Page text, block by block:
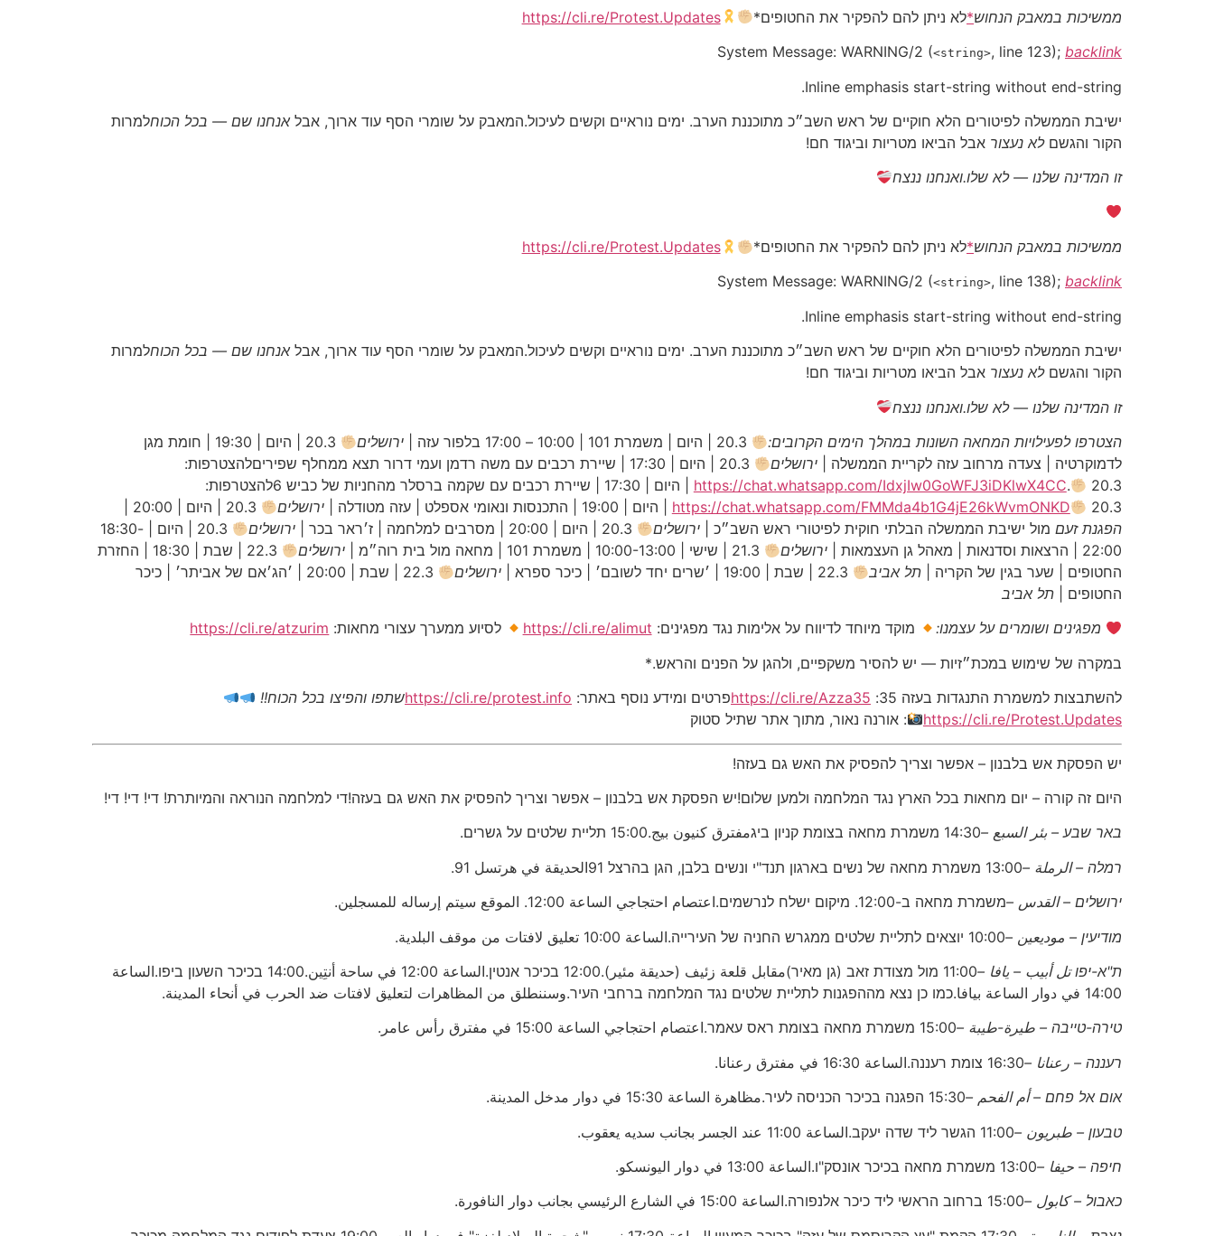
ממשיכות במאבק הנחוש*לא ניתן להם להפקיר את החטופים*
https://cli.re/Protest.Updates
System Message: WARNING/2 (<string>, line 123); backlink
Inline emphasis start-string without end-string.
ישיבת הממשלה לפיטורים הלא חוקיים של ראש השב״כ מתוכננת הערב. ימים נוראיים וקשים לעיכול.המאבק על שומרי הסף עוד ארוך, אבלאנחנו שם — בכל הכוחלמרות
הקור והגשםלא נעצור אבל הביאו מטריות וביגוד חם!
זו המדינה שלנו — לא שלו.ואנחנו ננצח
ממשיכות במאבק הנחוש*לא ניתן להם להפקיר את החטופים*
https://cli.re/Protest.Updates
System Message: WARNING/2 (<string>, line 138); backlink
Inline emphasis start-string without end-string.
ישיבת הממשלה לפיטורים הלא חוקיים של ראש השב״כ מתוכננת הערב. ימים נוראיים וקשים לעיכול.המאבק על שומרי הסף עוד ארוך, אבלאנחנו שם — בכל הכוחלמרות
הקור והגשםלא נעצור אבל הביאו מטריות וביגוד חם!
זו המדינה שלנו — לא שלו.ואנחנו ננצח
הצטרפו לפעילויות המחאה השונות במהלך הימים הקרובים:
ירושלים
20.3 | היום | 19:30 | חומת מגן
לדמוקרטיה | צעדה מרחוב עזה לקריית הממשלה | ירושלים
https://chat.whatsapp.com/IdxjIw0GoWFJ3iDKlwX4CC.
20.3 | היום | 17:30 | שיירת רכבים עם שקמה ברסלר מהחניות של כביש 6להצטרפות:
https://chat.whatsapp.com/FMMda4b1G4jE26kWvmONKD
20.3 | היום | 19:00 | התכנסות ונאומי אספלט | עזה מטודלה | ירושלים
הפגנת זעם מול ישיבת הממשלה הבלתי חוקית לפיטורי ראש השב״כ | ירושלים ירושלים
20.3 | היום | 18:30-
22:00 | הרצאות וסדנאות | מאהל גן העצמאות |
ירושלים ירושלים
22.3 | שבת | 18:30 | החזרת
החטופים | שער בגין של הקריה | תל אביב ירושלים
22.3 | שבת | 20:00 | ׳הג׳אם של אביתר׳ | כיכר
החטופים | תל אביב
מפגינים ושומרים על עצמנו:
מוקד מיוחד לדיווח על אלימות נגד מפגינים: https://cli.re/alimut לסיוע ממערך עצורי מחאות: https://cli.re/atzurim
במקרה של שימוש במכת״זיות — יש להסיר משקפיים, ולהגן על הפנים והראש.*
להשתבצות למשמרת התנגדות בעזה 35:
https://cli.re/Azza35פרטים ומידע נוסף באתר: https://cli.re/protest.infoשתפו והפיצו בכל הכוח!!
https://cli.re/Protest.Updates
: אורנה נאור, מתוך אתר שתיל סטוק
יש הפסקת אש בלבנון – אפשר וצריך להפסיק את האש גם בעזה!
היום זה קורה – יום מחאות בכל הארץ נגד המלחמה ולמען שלום!יש הפסקת אש בלבנון – אפשר וצריך להפסיק את האש גם בעזה!די למלחמה הנוראה והמיותרת! די! די! די!
באר שבע – بئر السبع –14:30 משמרת מחאה בצומת קניון ביגمفترق كنيون بيج.15:00 תליית שלטים על גשרים.
רמלה – الرملة –13:00 משמרת מחאה של נשים בארגון תנד"י ונשים בלבן, הגן בהרצל 91الحديقة في هرتسل 91.
ירושלים – القدس –משמרת מחאה ב-12:00. מיקום ישלח לנרשמים.اعتصام احتجاجي الساعة 12:00. الموقع سيتم إرساله للمسجلين.
מודיעין – موديعين –10:00 יוצאים לתליית שלטים ממגרש החניה של העירייה.الساعة 10:00 تعليق لافتات من موقف البلدية.
ת"א-יפו تل أبيب – يافا –
11:00 מול מצודת זאב (גן מאיר)مقابل قلعة زئيف (حديقة مئير).12:00 בכיכר אנטין.الساعة 12:00 في ساحة أنتِين.14:00 בכיכר השעון ביפו.الساعة
14:00 في دوار الساعة بيافا.כמו כן נצא מההפגנות לתליית שלטים נגד המלחמה ברחבי העיר.وسننطلق من المظاهرات لتعليق لافتات ضد الحرب في أنحاء المدينة.
טירה-טייבה – طيرة-طيبة –15:00 משמרת מחאה בצומת ראס עאמר.اعتصام احتجاجي الساعة 15:00 في مفترق رأس عامر.
רעננה – رعنانا –16:30 צומת רעננה.الساعة 16:30 في مفترق رعنانا.
אום אל פחם – أم الفحم –15:30 הפגנה בכיכר הכניסה לעיר.مظاهرة الساعة 15:30 في دوار مدخل المدينة.
טבעון – طبريون –11:00 הגשר ליד שדה יעקב.الساعة 11:00 عند الجسر بجانب سديه يعقوب.
חיפה – حيفا –13:00 משמרת מחאה בכיכר אונסק"ו.الساعة 13:00 في دوار اليونسكو.
כאבול – كابول –15:00 ברחוב הראשי ליד כיכר אלנפורה.الساعة 15:00 في الشارع الرئيسي بجانب دوار النافورة.